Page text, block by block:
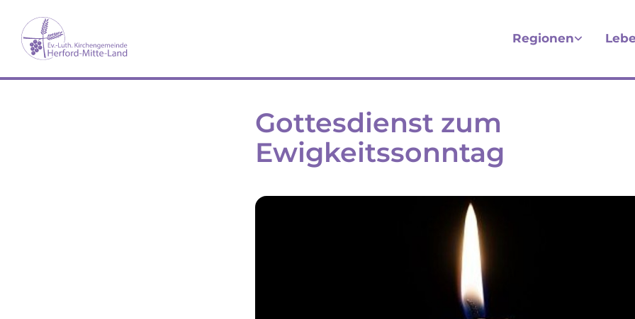
Regionen
Gottesdienst zum
Ewigkeitssonntag